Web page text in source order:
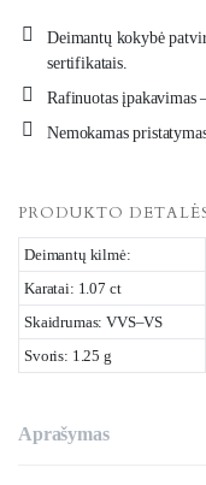
Deimantų kokybė
sertifikatais.
Rafinuotas įpakavimas
Nemokamas
PRODUKTO
Deimantų kilmė:
Karatai: 1.07 ct
Skaidrumas: VVS–VS
Svoris: 1.25 g
Aprašymas